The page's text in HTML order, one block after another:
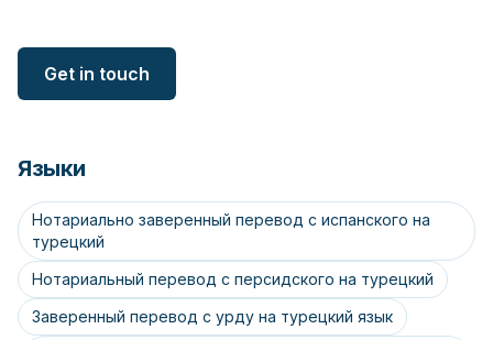
Get in touch
Языки
Нотариально заверенный перевод с испанского на
турецкий
Нотариальный перевод с персидского на турецкий
Заверенный перевод с урду на турецкий язык